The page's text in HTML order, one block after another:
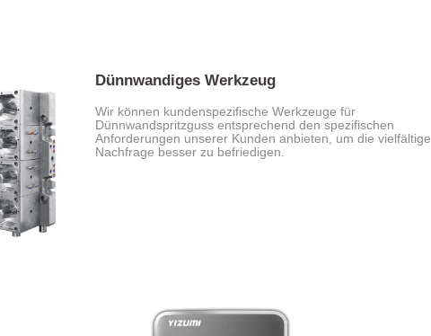
Dünnwandiges Werkzeug
Wir können kundenspezifische Werkzeuge für
Dünnwandspritzguss entsprechend den spezifischen
Anforderungen unserer Kunden anbieten, um die vielfältige
Nachfrage besser zu befriedigen.